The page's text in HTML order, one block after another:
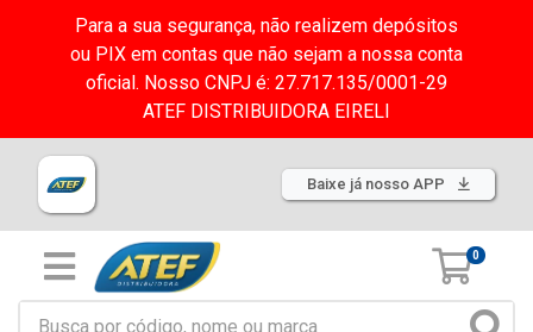
Para a sua segurança, não realizem depósitos
ou PIX em contas que não sejam a nossa conta
oficial. Nosso CNPJ é: 27.717.135/0001-29
ATEF DISTRIBUIDORA EIRELI
Baixe já nosso APP
0